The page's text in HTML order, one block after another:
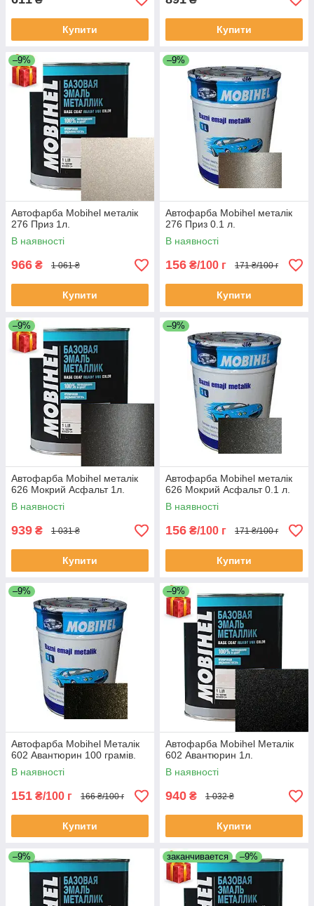
Купити Купити
–9%
Автофарба Mobihel металік
276 Приз 1л.
В наявності
966 ₴ 1 061 ₴
Купити
–9%
Автофарба Mobihel металік
276 Приз 0.1 л.
В наявності
156 ₴/100 г 171 ₴/100 г
Купити
–9%
Автофарба Mobihel металік
626 Мокрий Асфальт 1л.
В наявності
939 ₴ 1 031 ₴
Купити
–9%
Автофарба Mobihel металік
626 Мокрий Асфальт 0.1 л.
В наявності
156 ₴/100 г 171 ₴/100 г
Купити
–9%
Автофарба Mobihel Металік
602 Авантюрин 100 грамів.
В наявності
151 ₴/100 г 166 ₴/100 г
Купити
–9%
Автофарба Mobihel Металік
602 Авантюрин 1л.
В наявності
940 ₴ 1 032 ₴
Купити
–9% заканчивается –9%